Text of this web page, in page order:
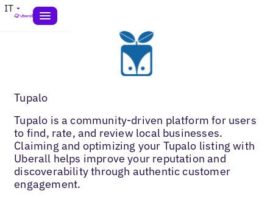
IT
Tupalo
Tupalo is a community-driven platform for users
to find, rate, and review local businesses.
Claiming and optimizing your Tupalo listing with
Uberall helps improve your reputation and
discoverability through authentic customer
engagement.